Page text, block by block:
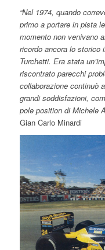
“Nel 1974, quando
primo a portare in pista
momento non venivano
ricordo ancora lo storico
Turchetti. Era stata
riscontrato parecchi
collaborazione continuò
grandi soddisfazioni,
pole position di Michele
Gian Carlo Minardi